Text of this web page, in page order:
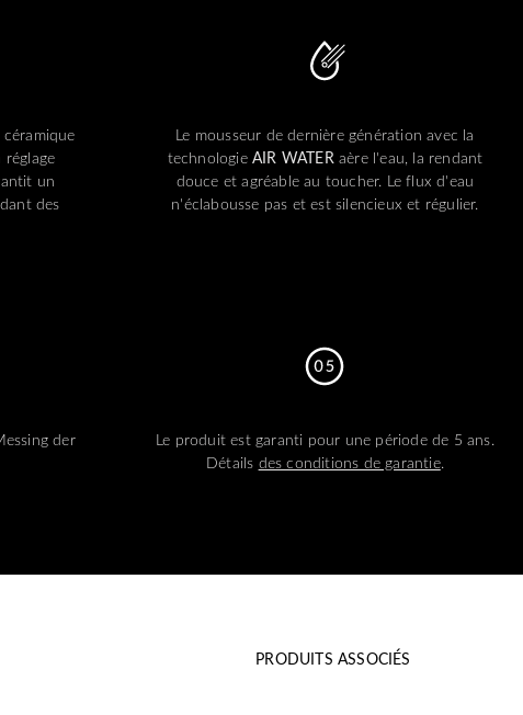
un
des
Le mousseur de dernière génération avec la
technologie AIR WATERaère l'eau, la rendant
douce et agréable au toucher. Le flux d'eau
n'éclabousse pas et est silencieux et régulier.
der
Le produit est garanti pour une période de 5 ans.
Détails des conditions de garantie.
PRODUITS ASSOCIÉS